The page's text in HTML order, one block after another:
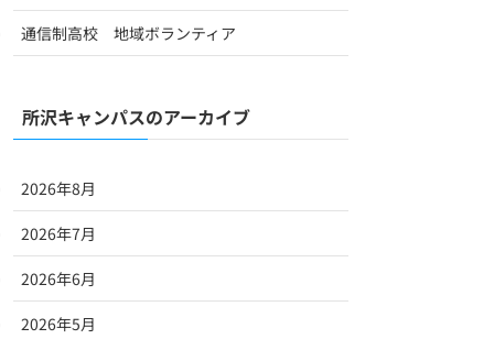
通信制高校 地域ボランティア
所沢キャンパスのアーカイブ
2026年8月
2026年7月
2026年6月
2026年5月